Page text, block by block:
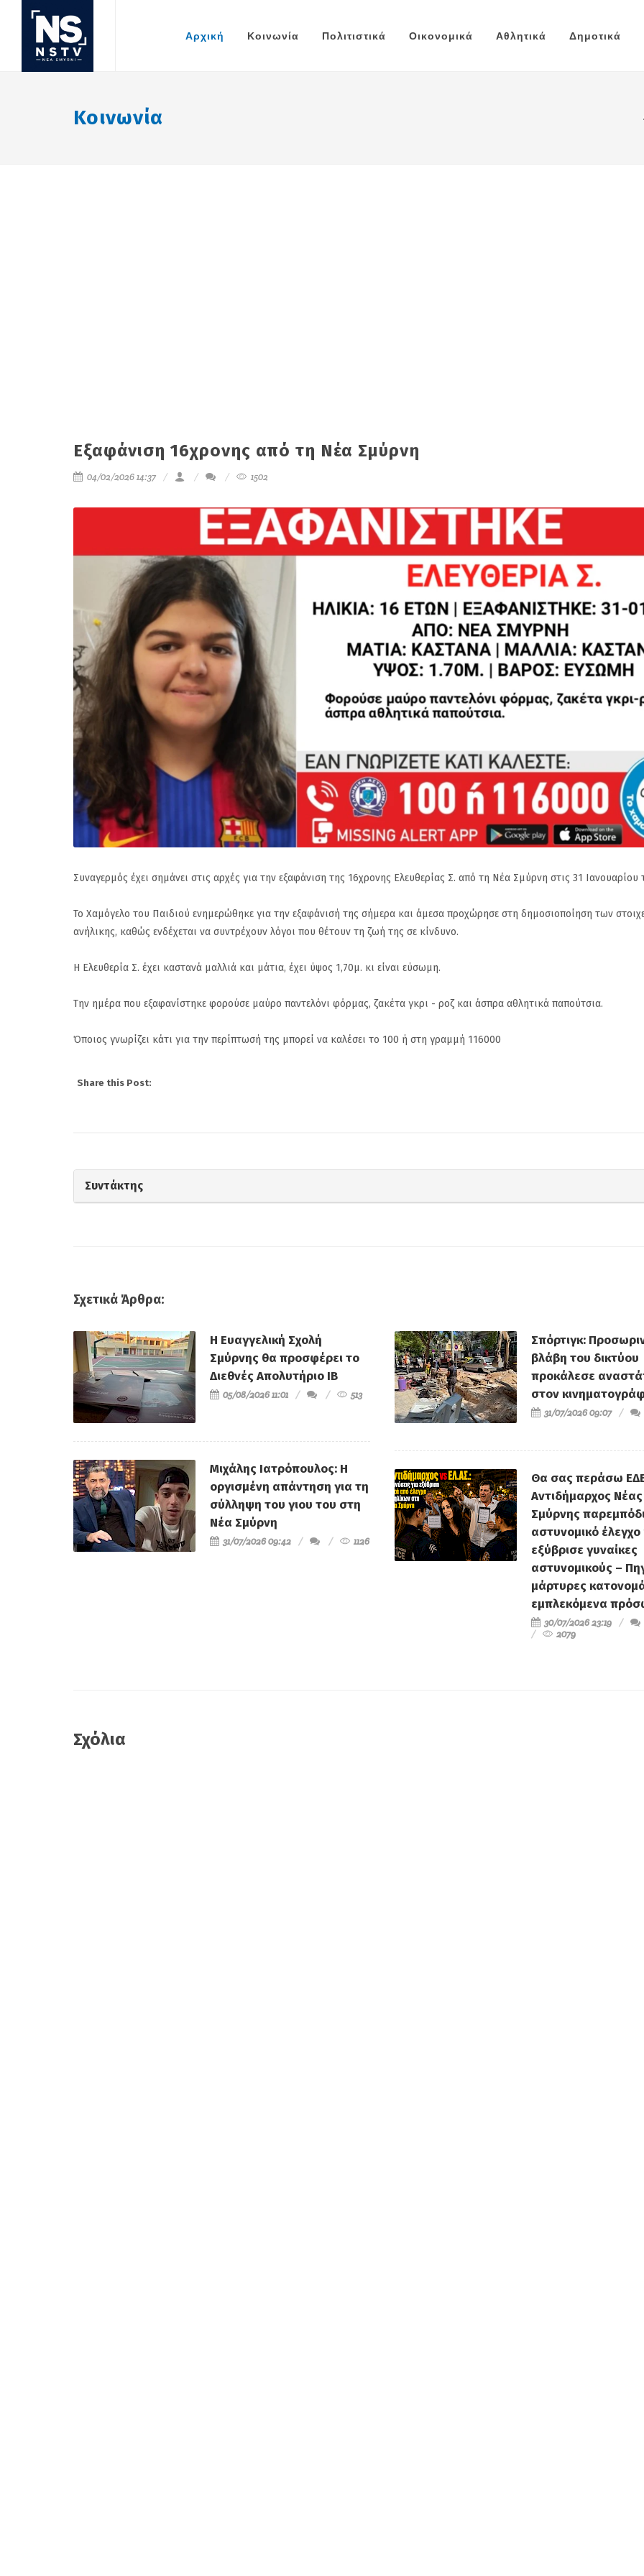
Αρχική Κοινωνία Πολιτιστικά Οικονομικά Αθλητικά Δημοτικά
Κοινωνία
Εξαφάνιση 16χρονης από τη Νέα Σμύρνη
04/02/2026 14:37 1502
Συναγερμός έχει σημάνει στις αρχές για την εξαφάνιση της 16χρονης Ελευθερίας Σ. από τη Νέα Σμύρνη στις 31 Ιανουαρίου
Το Χαμόγελο του Παιδιού ενημερώθηκε για την εξαφάνισή της σήμερα και άμεσα προχώρησε στη δημοσιοποίηση των
ανήλικης, καθώς ενδέχεται να συντρέχουν λόγοι που θέτουν τη ζωή της σε κίνδυνο.
Η Ελευθερία Σ. έχει καστανά μαλλιά και μάτια, έχει ύψος 1,70μ. κι είναι εύσωμη.
Την ημέρα που εξαφανίστηκε φορούσε μαύρο παντελόνι φόρμας, ζακέτα γκρι - ροζ και άσπρα αθλητικά παπούτσια.
Όποιος γνωρίζει κάτι για την περίπτωσή της μπορεί να καλέσει το 100 ή στη γραμμή 116000
Share this Post:
Συντάκτης
Σχετικά Άρθρα:
Η Ευαγγελική Σχολή
Σμύρνης θα προσφέρει το
Διεθνές Απολυτήριο IB
05/08/2026 11:01 513
Μιχάλης Ιατρόπουλος: Η
οργισμένη απάντηση για τη
σύλληψη του γιου του στη
Νέα Σμύρνη
31/07/2026 09:42 1126
Σπόρτιγκ:
βλάβη του δικτύου
προκάλεσε
στον
31/07/2026 09:07
Θα σας περάσω
Αντιδήμαρχος Νέας
Σμύρνης
αστυνομικό έλεγχο
εξύβρισε γυναίκες
αστυνομικούς –
μάρτυρες
εμπλεκόμενα
30/07/2026 23:19
2079
Σχόλια
Νέα Σμύρνη
ανεκτίμητη"
Νέα